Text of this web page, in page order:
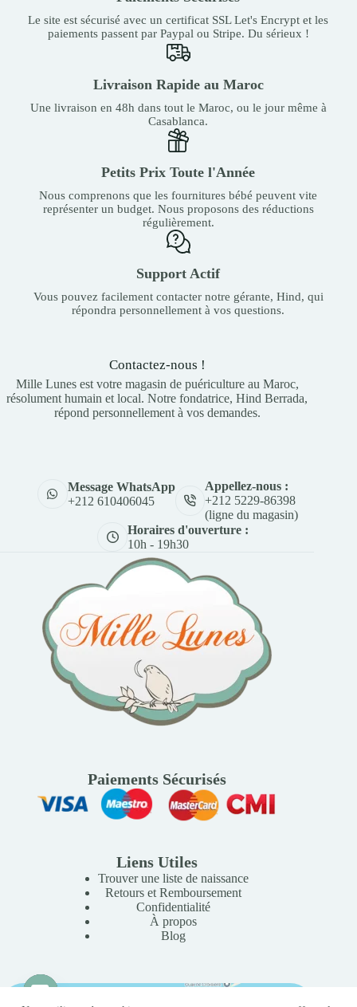
Le site est sécurisé avec un certificat SSL Let's Encrypt et les
paiements passent par Paypal ou Stripe. Du sérieux !
Livraison Rapide au Maroc
Une livraison en 48h dans tout le Maroc, ou le jour même à
Casablanca.
Petits Prix Toute l'Année
Nous comprenons que les fournitures bébé peuvent vite
représenter un budget. Nous proposons des réductions
régulièrement.
Support Actif
Vous pouvez facilement contacter notre gérante, Hind, qui
répondra personnellement à vos questions.
Contactez-nous !
Mille Lunes est votre magasin de puériculture au Maroc,
résolument humain et local. Notre fondatrice, Hind Berrada,
répond personnellement à vos demandes.
Message WhatsApp
+212 610406045
Appellez-nous :
+212 5229-86398
(ligne du magasin)
Horaires d'ouverture :
10h - 19h30
Paiements Sécurisés
Liens Utiles
Trouver une liste de naissance
Retours et Remboursement
Confidentialité
À propos
Blog